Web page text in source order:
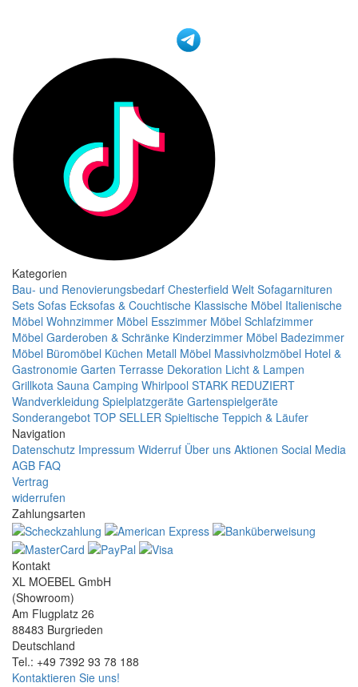
Kategorien
Bau- und Renovierungsbedarf Chesterfield Welt Sofagarnituren
Sets Sofas Ecksofas & Couchtische Klassische Möbel Italienische
Möbel Wohnzimmer Möbel Esszimmer Möbel Schlafzimmer
Möbel Garderoben & Schränke Kinderzimmer Möbel Badezimmer
Möbel Büromöbel Küchen Metall Möbel Massivholzmöbel Hotel &
Gastronomie Garten Terrasse Dekoration Licht & Lampen
Grillkota Sauna Camping Whirlpool STARK REDUZIERT
Wandverkleidung Spielplatzgeräte Gartenspielgeräte
Sonderangebot TOP SELLER Spieltische Teppich & Läufer
Navigation
Datenschutz Impressum Widerruf Über uns Aktionen Social Media
AGB FAQ
Vertrag
widerrufen
Zahlungsarten
Kontakt
XL MOEBEL GmbH
(Showroom)
Am Flugplatz 26
88483 Burgrieden
Deutschland
Tel.: +49 7392 93 78 188
Kontaktieren Sie uns!